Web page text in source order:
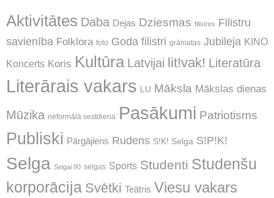
Aktivitātes Daba Dejas Dziesmas filistres Filistru
savienība Folklora foto Goda filistri grāmatas Jubileja KINO
Koncerts Koris Kultūra Latvijai lit!vak! Literatūra
Literārais vakars LU Māksla Mākslas dienas
Mūzika neformālā sestdiena Pasākumi Patriotisms
Publiski Pārgājiens Rudens S!K! Selga S!P!K!
Selga Selgai 90 selgas Sports Studenti Studenšu
korporācija Svētki Teātris Viesu vakars